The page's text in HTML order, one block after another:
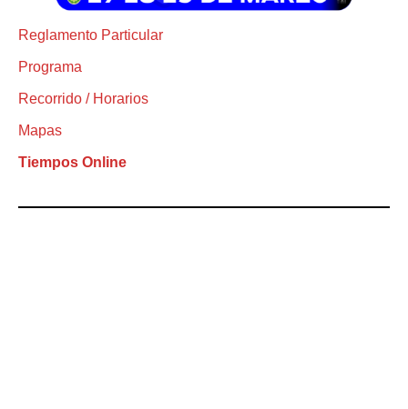
Reglamento Particular
Programa
Recorrido / Horarios
Mapas
Tiempos Online